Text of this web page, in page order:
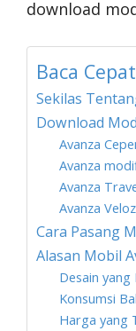
download
Baca Cepat
Sekilas
Download
Avanza
Avanza
Avanza
Avanza
Cara Pasang
Alasan Mobil
Desain yang
Konsumsi
Harga yang